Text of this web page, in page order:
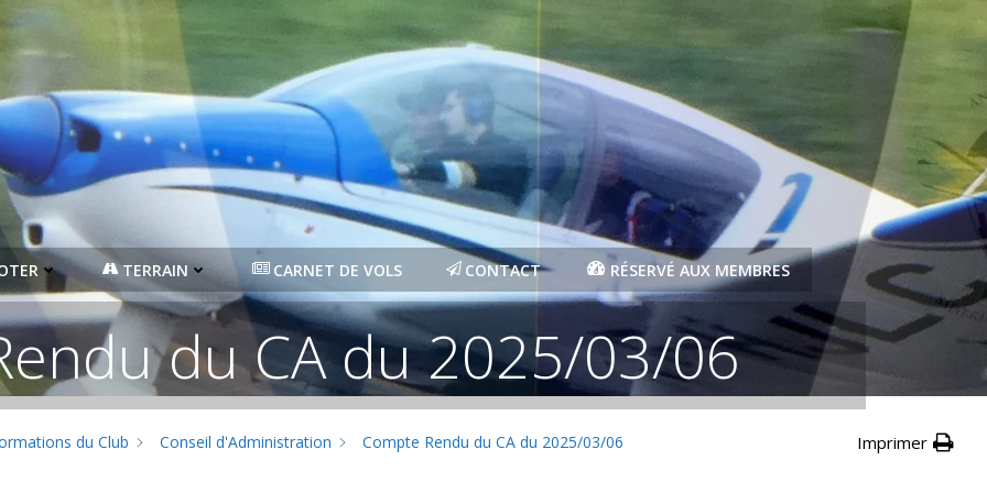
TERRAIN CARNET DE VOLS CONTACT RÉSERVÉ AUX MEMBRES
du CA du 2025/03/06
du Club Conseil d'Administration Compte Rendu du CA du 2025/03/06 Imprimer